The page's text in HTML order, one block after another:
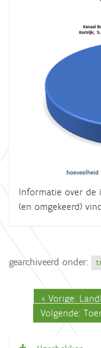
Informatie over de
(en omgekeerd)
gearchiveerd onder:
Vorige:
Volgende: